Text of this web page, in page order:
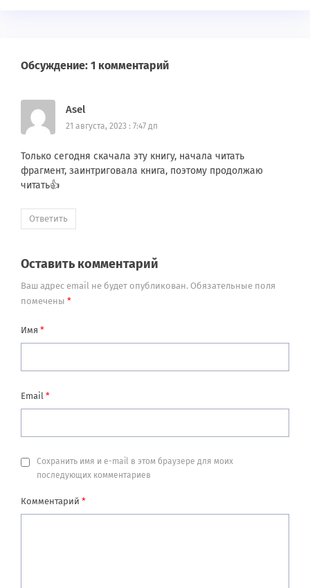
Обсуждение: 1 комментарий
Asel
21 августа, 2023 : 7:47 дп
Только сегодня скачала эту книгу, начала читать
фрагмент, заинтриговала книга, поэтому продолжаю
читать👍
Ответить
Оставить комментарий
Ваш адрес email не будет опубликован. Обязательные поля
помечены *
Имя *
Email *
Сохранить имя и e-mail в этом браузере для моих
последующих комментариев
Комментарий *